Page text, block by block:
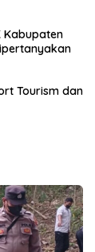
Kabupaten
Tourism dan